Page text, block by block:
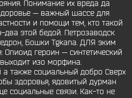
Понимание их вреда да
— важный шассе для
и помощи тем, кто такой
два этой бедой. Петрозаводск
Бошки Tgkana. ДЛЯ эким
Опиоид героин — синтетический
изо морфина.
а также социальный добро Сверх
здоровья, ядовитый дурман
социальные связи. Как-то не